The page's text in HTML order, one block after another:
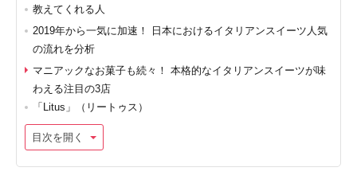
教えてくれる人
2019年から一気に加速！ 日本におけるイタリアンスイーツ人気
の流れを分析
マニアックなお菓子も続々！ 本格的なイタリアンスイーツが味
わえる注目の3店
「Litus」（リートゥス）
目次を開く